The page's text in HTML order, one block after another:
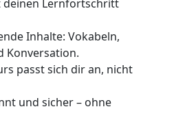
deinen Lernfortschritt
Inhalte: Vokabeln,
Konversation.
passt sich dir an, nicht
und sicher – ohne